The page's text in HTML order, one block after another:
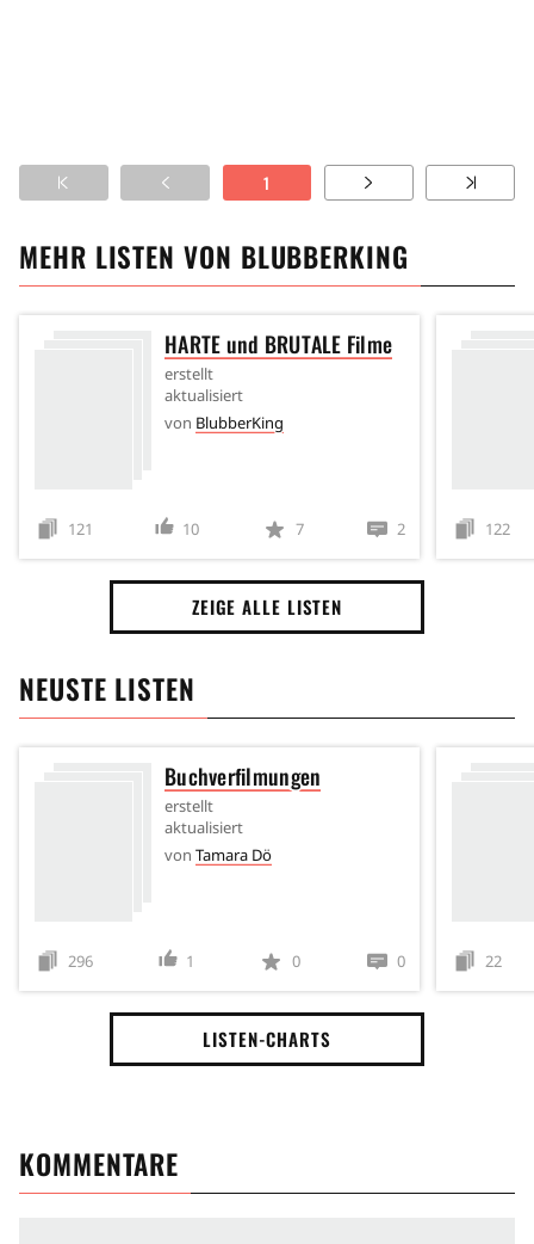
1
MEHR LISTEN VON BLUBBERKING
HARTE und BRUTALE Filme
erstellt
aktualisiert
von BlubberKing
121 10 7 2 122
ZEIGE ALLE LISTEN
NEUSTE LISTEN
Buchverfilmungen
erstellt
aktualisiert
von Tamara Dö
296 1 0 0 22
LISTEN-CHARTS
KOMMENTARE